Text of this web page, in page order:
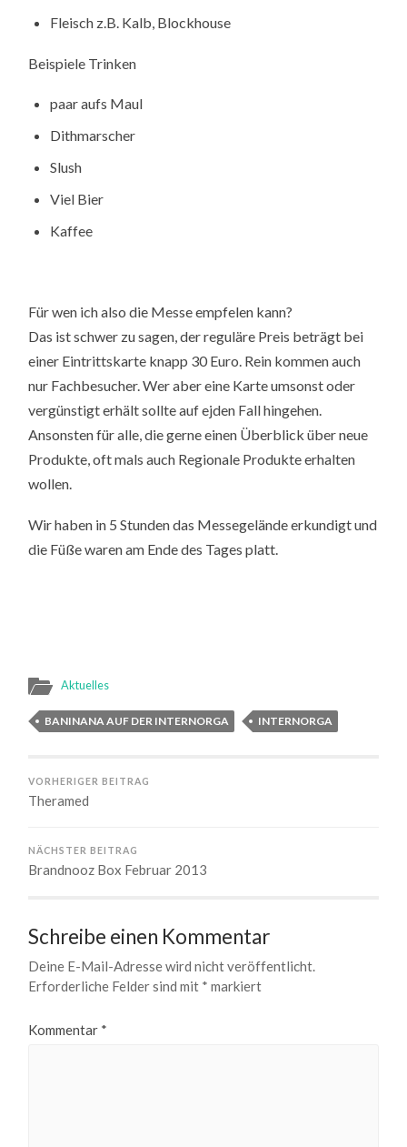
Fleisch z.B. Kalb, Blockhouse
Beispiele Trinken
paar aufs Maul
Dithmarscher
Slush
Viel Bier
Kaffee
Für wen ich also die Messe empfelen kann?
Das ist schwer zu sagen, der reguläre Preis beträgt bei
einer Eintrittskarte knapp 30 Euro. Rein kommen auch
nur Fachbesucher. Wer aber eine Karte umsonst oder
vergünstigt erhält sollte auf ejden Fall hingehen.
Ansonsten für alle, die gerne einen Überblick über neue
Produkte, oft mals auch Regionale Produkte erhalten
wollen.
Wir haben in 5 Stunden das Messegelände erkundigt und
die Füße waren am Ende des Tages platt.
Aktuelles
BANINANA AUF DER INTERNORGA INTERNORGA
VORHERIGER BEITRAG
Theramed
NÄCHSTER BEITRAG
Brandnooz Box Februar 2013
Schreibe einen Kommentar
Deine E-Mail-Adresse wird nicht veröffentlicht.
Erforderliche Felder sind mit * markiert
Kommentar *